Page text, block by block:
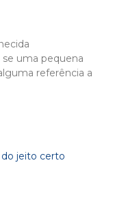
uma pequena
referência a